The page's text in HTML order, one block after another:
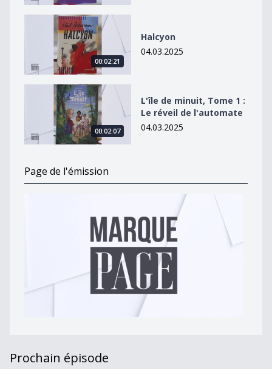
Halcyon
00:02:21
Halcyon
04.03.2025
L&#039;île de minuit, Tome 1 : Le réveil de
00:02:07
L'île de minuit, Tome 1 :
Le réveil de l'automate
04.03.2025
Page de l'émission
Prochain épisode